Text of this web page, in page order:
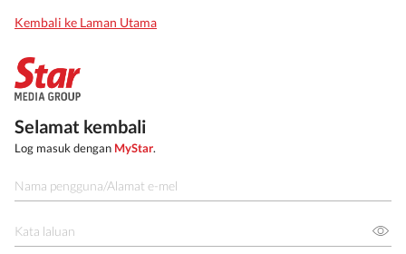
Kembali ke Laman Utama
Selamat kembali
Log masuk dengan MyStar.